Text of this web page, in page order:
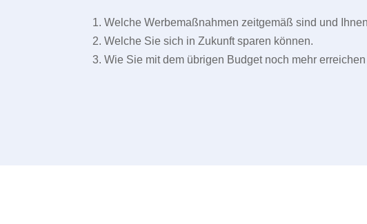
1. Welche Werbemaßnahmen zeitgemäß sind und
2. Welche Sie sich in Zukunft sparen können.
3. Wie Sie mit dem übrigen Budget noch mehr